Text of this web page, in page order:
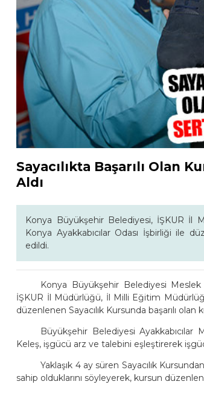
Sayacılıkta Başarılı Olan
Aldı
Konya Büyükşehir Belediyesi, İŞKUR
Konya Ayakkabıcılar Odası İşbirliği ile
edildi.
Konya Büyükşehir Belediyesi
İŞKUR İl Müdürlüğü, İl Milli Eğitim
düzenlenen Sayacılık Kursunda başarılı olan
Büyükşehir Belediyesi
Keleş, işgücü arz ve talebini eşleştirerek
Yaklaşık 4 ay süren Sayacılık
sahip olduklarını söyleyerek, kursun